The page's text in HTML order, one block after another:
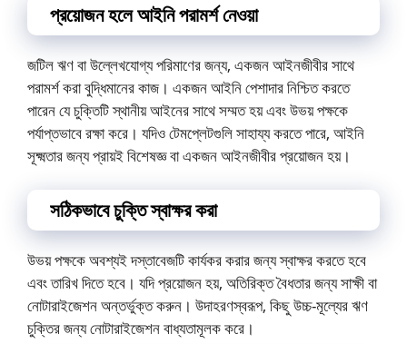
প্রয়োজন হলে আইনি পরামর্শ নেওয়া
জটিল ঋণ বা উল্লেখযোগ্য পরিমাণের জন্য, একজন আইনজীবীর সাথে
পরামর্শ করা বুদ্ধিমানের কাজ। একজন আইনি পেশাদার নিশ্চিত করতে
পারেন যে চুক্তিটি স্থানীয় আইনের সাথে সম্মত হয় এবং উভয় পক্ষকে
পর্যাপ্তভাবে রক্ষা করে। যদিও টেমপ্লেটগুলি সাহায্য করতে পারে, আইনি
সূক্ষ্মতার জন্য প্রায়ই বিশেষজ্ঞ বা একজন আইনজীবীর প্রয়োজন হয়।
সঠিকভাবে চুক্তি স্বাক্ষর করা
উভয় পক্ষকে অবশ্যই দস্তাবেজটি কার্যকর করার জন্য স্বাক্ষর করতে হবে
এবং তারিখ দিতে হবে। যদি প্রয়োজন হয়, অতিরিক্ত বৈধতার জন্য সাক্ষী বা
নোটারাইজেশন অন্তর্ভুক্ত করুন। উদাহরণস্বরূপ, কিছু উচ্চ-মূল্যের ঋণ
চুক্তির জন্য নোটারাইজেশন বাধ্যতামূলক করে।